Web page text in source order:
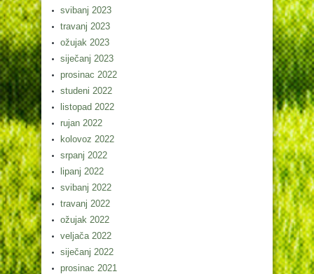
svibanj 2023
travanj 2023
ožujak 2023
siječanj 2023
prosinac 2022
studeni 2022
listopad 2022
rujan 2022
kolovoz 2022
srpanj 2022
lipanj 2022
svibanj 2022
travanj 2022
ožujak 2022
veljača 2022
siječanj 2022
prosinac 2021